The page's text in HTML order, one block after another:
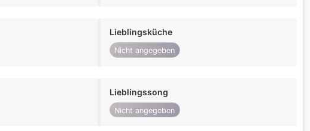
Lieblingsküche
Nicht angegeben
Lieblingssong
Nicht angegeben